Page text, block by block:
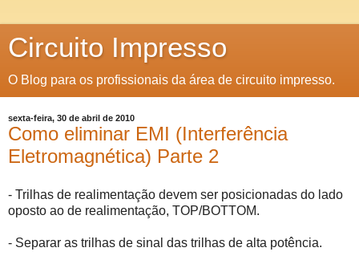
Circuito Impresso
O Blog para os profissionais da área de circuito impresso.
sexta-feira, 30 de abril de 2010
Como eliminar EMI (Interferência
Eletromagnética) Parte 2
- Trilhas de realimentação devem ser posicionadas do lado
oposto ao de realimentação, TOP/BOTTOM.
- Separar as trilhas de sinal das trilhas de alta potência.